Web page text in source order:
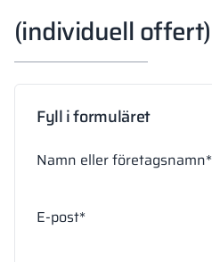
(individuell offert)
Fyll i formuläret
Namn eller företagsnamn*
E-post*